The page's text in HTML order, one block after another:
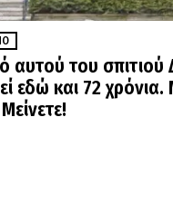
αυτού του σπιτιού
εδώ και 72 χρόνια.